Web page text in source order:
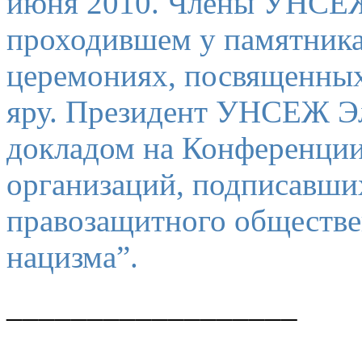
проходившем у
церемониях,
яру. Президент УНСЕЖ
докладом на
организаций,
правозащитного
нацизма”.